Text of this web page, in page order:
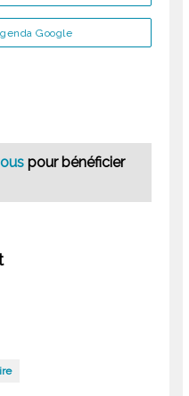
Google
pour bénéficier